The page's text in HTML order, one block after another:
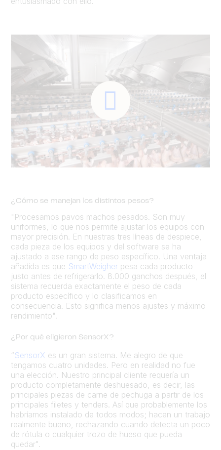
¿Cómo se manejan los distintos pesos?
"Procesamos pavos machos pesados. Son muy
uniformes, lo que nos permite ajustar los equipos con
mayor precisión. En nuestras tres líneas de despiece,
cada pieza de los equipos y del software se ha
ajustado a ese rango de peso específico. Una ventaja
añadida es que SmartWeigher pesa cada producto
justo antes de refrigerarlo. 8.000 ganchos después, el
sistema recuerda exactamente el peso de cada
producto específico y lo clasificamos en
consecuencia. Esto significa menos ajustes y máximo
rendimiento".
¿Por qué eligieron SensorX?
“SensorX es un gran sistema. Me alegro de que
tengamos cuatro unidades. Pero en realidad no fue
una elección. Nuestro principal cliente requería un
producto completamente deshuesado, es decir, las
principales piezas de carne de pechuga a partir de los
principales filetes y tenders. Así que probablemente los
habríamos instalado de todos modos; hacen un trabajo
realmente bueno, rechazando cuando detecta un poco
de rótula o cualquier trozo de hueso que pueda
quedar".